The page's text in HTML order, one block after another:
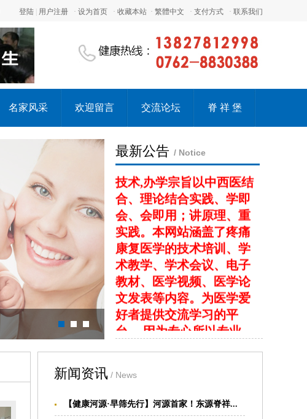
登陆 用户注册 · 设为首页 · 收藏本站 · 繁體中文 · 支付方式 · 联系我们
名家风采 欢迎留言 交流论坛 脊 祥 堡
最新公告 / Notice
本单位依托全国各大知名
师资力量与教学资源，拥
有中国更先进的教学内容
深入化、实用化的培训课
程。大力推广临床广泛应
用并行之有效的新型疗法
技术,办学宗旨以中西医结
合、理论结合实践、学即
会、会即用；讲原理、重
实践。本网站涵盖了疼痛
康复医学的技术培训、学
术教学、学术会议、电子
教材、医学视频、医学论
文发表等内容。为医学爱
好者提供交流学习的平
台。 因为专心所以专业，
网站致力于广大医学爱好
为祖国疼痛医学的推广与
量。
新闻资讯 / News
【健康河源·早筛先行】河源首家！东源脊祥...